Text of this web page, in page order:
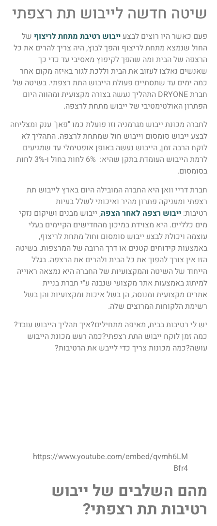
שיטה חדשה לייבוש תת רצפתי
פעם כאשר היו רוצים לבצעייבוש רטיבת מתחת לריצוף של
החול שנמצא מתחת לריצוף והפך לבוץ, היה צריך להרים את כל
הרצפה של הבית ומה שהפך לקיפוץ מאסיבי עד כדי כך
שאנשים נאלצו לעזוב את הבית וללכת לגור באיזה מקום אחר
כמה ימים עד שתסתיים פעולת הייבוש התת רצפתי. בשיטה של
חברת DRYONE התהליך נעשה בצורה מקצועית ומהווה היום
הפתרון האולטימטיבי של ייבוש מתחת לרצפה.
לחברה מכונת ייבוש מגרמניה וזו פועלת כמו "פאן" ענק ומצליחה
לבצע ייבוש סומסום וייבוש חול שמתחת לרצפה. התהליך לא
לוקח הרבה זמן, הייבוש נעשה באופן אופטימלי עד שמגיעים
לרמת הייבוש העומדת בתקן שהיא: 6% לחות בחול ו-3% לחות
בסומסום.
חברת דריי וואן היא החברה המובילה היום בארץ לייבוש תת
רצפתי ומעניקה פתרון מהיר ואיכותי לשלל בעיות
רטיבות: ייבוש רצפה לאחר הצפה, ייבוש מבנים ושיקום נזקי
מים כלליים. היא מצוידת במיכון מהחדישים הקיימים בעלי
עוצמה ויכולת לבצע ייבוש סומסום וחול מתחת לריצוף,
באמצעות קידוחים קטנים או דרך הרובה של המרצפות. בשיטה
הזו אין צורך להפוך את כל הבית ולהרים את הרצפה. בגלל
הייחוד של השיטה והמקצועיות של החברה היא נמצאה ראוייה
למיתוג באמצעות אתר מקצועי שנבנה ע"י חברת בניית
אתרים מקצועית ומנוסה, הן בשל איכות ומקצועיות והן בשל
רשימת הלקוחות המרוצים שלה.
יש לי רטיבות בבית, מאיפה מתחילים?איך תהליך הייבוש עובד?
כמה זמן לוקח ייבוש התת רצפתי?כמה רעש מכונת הייבוש
עושה?כמה מכונות צריך כדי לייבש את הרטיבות?
https://www.youtube.com/embed/qvmh6LM
Bfr4
מהם השלבים של ייבוש
רטיבות תת רצפתי?